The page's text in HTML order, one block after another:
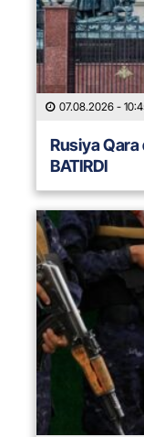
07.08.2026 -
Rusiya
BATIRDI